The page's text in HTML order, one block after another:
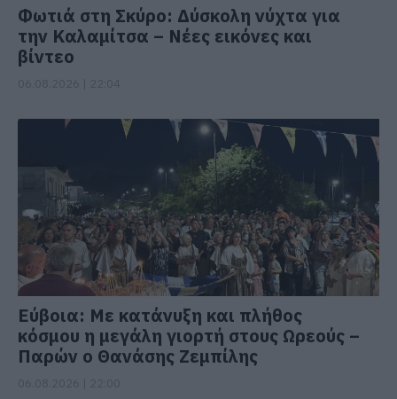
Φωτιά στη Σκύρο: Δύσκολη νύχτα για
την Καλαμίτσα – Νέες εικόνες και
βίντεο
Εύβοια: Με κατάνυξη και πλήθος
κόσμου η μεγάλη γιορτή στους Ωρεούς –
Παρών ο Θανάσης Ζεμπίλης